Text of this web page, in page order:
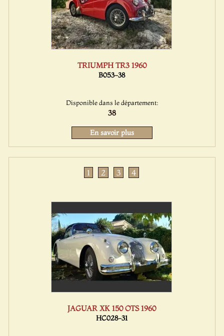
TRIUMPH TR3 1960
B053-38
Disponible dans le département:
38
En savoir plus
1 2 3 4
JAGUAR XK 150 OTS 1960
HC028-31